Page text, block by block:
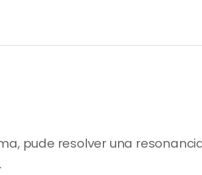
pude resolver una